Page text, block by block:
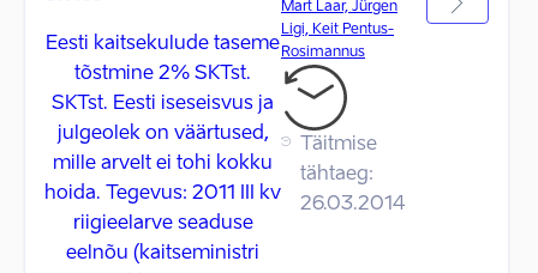
Eesti kaitsekulude taseme
tõstmine 2% SKTst.
SKTst. Eesti iseseisvus ja
julgeolek on väärtused,
mille arvelt ei tohi kokku
hoida. Tegevus: 2011 III kv
riigieelarve seaduse
eelnõu (kaitseministri
Mart Laar, Jürgen
Ligi, Keit Pentus-
Rosimannus
Täitmise
tähtaeg:
26.03.2014